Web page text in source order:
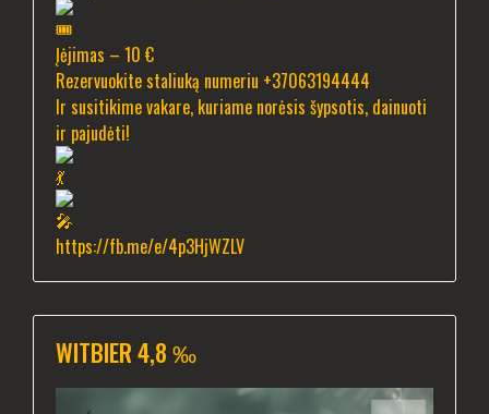
Įėjimas – 10 €
Rezervuokite staliuką numeriu +37063194444
Ir susitikime vakare, kuriame norėsis šypsotis, dainuoti
ir pajudėti!
https://fb.me/e/4p3HjWZLV
WITBIER 4,8 ‰